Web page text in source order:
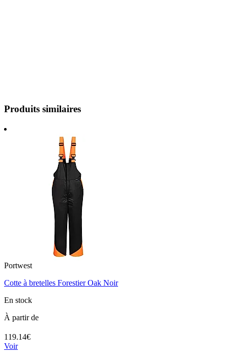
Produits similaires
Portwest
Cotte à bretelles Forestier Oak Noir
En stock
À partir de
119.14€
Voir